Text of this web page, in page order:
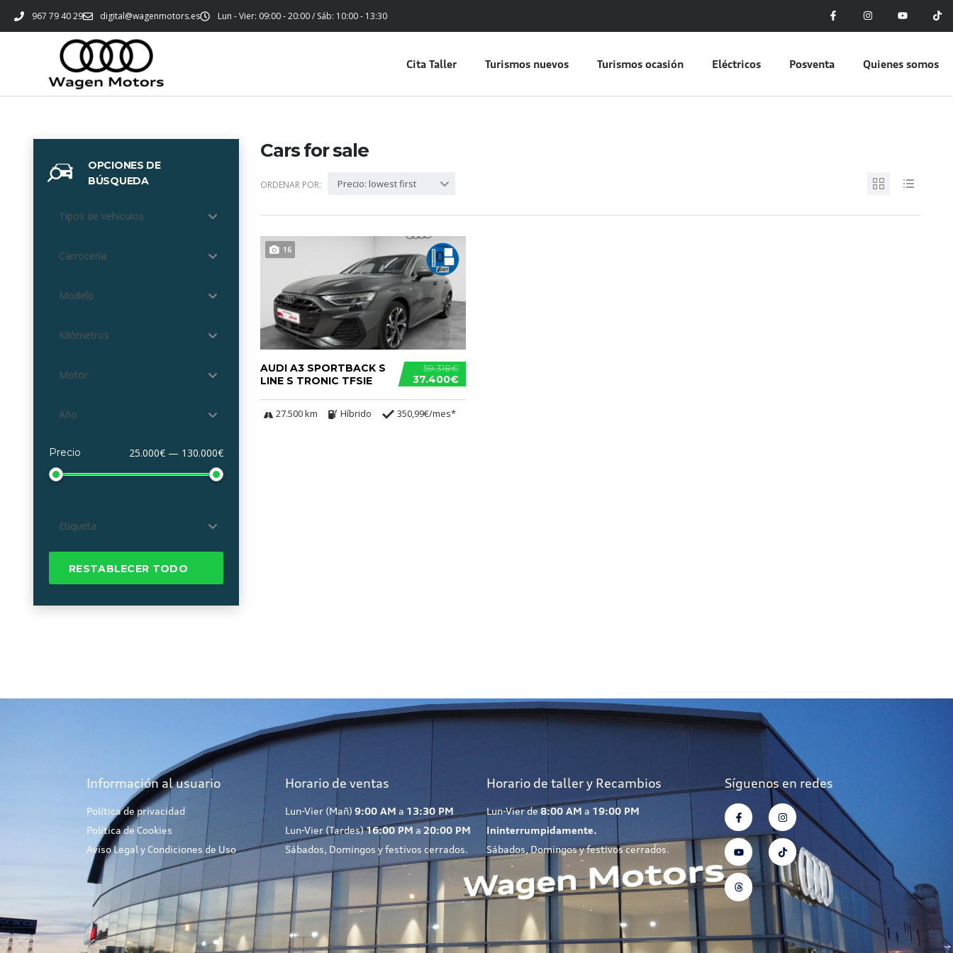
967 79 40 29 digital@wagenmotors.es Lun - Vier: 09:00 - 20:00 / Sáb: 10:00 - 13:30
Cita Taller Turismos nuevos Turismos ocasión Eléctricos Posventa Quienes somos
OPCIONES DE
BÚSQUEDA
Tipos de vehiculos
Carrocería
Modelo
Kilómetros
Motor
Año
Precio 25.000€ — 130.000€
Etiqueta
RESTABLECER TODO
Cars for sale
ORDENAR POR: Precio: lowest first
16
59.318€
37.400€
AUDI A3 SPORTBACK S
LINE S TRONIC TFSIE
27.500 km Híbrido 350,99€/mes*
Información al usuario
Política de privacidad
Política de Cookies
Aviso Legal y Condiciones de Uso
Horario de ventas
Lun-Vier (Mañ) 9:00 AM a 13:30 PM
Lun-Vier (Tardes)16:00 PM a 20:00 PM
Sábados, Domingos y festivos cerrados.
Horario de taller y Recambios
Lun-Vier de8:00 AM a 19:00 PM
Ininterrumpidamente.
Sábados, Domingos y festivos cerrados.
Síguenos en redes